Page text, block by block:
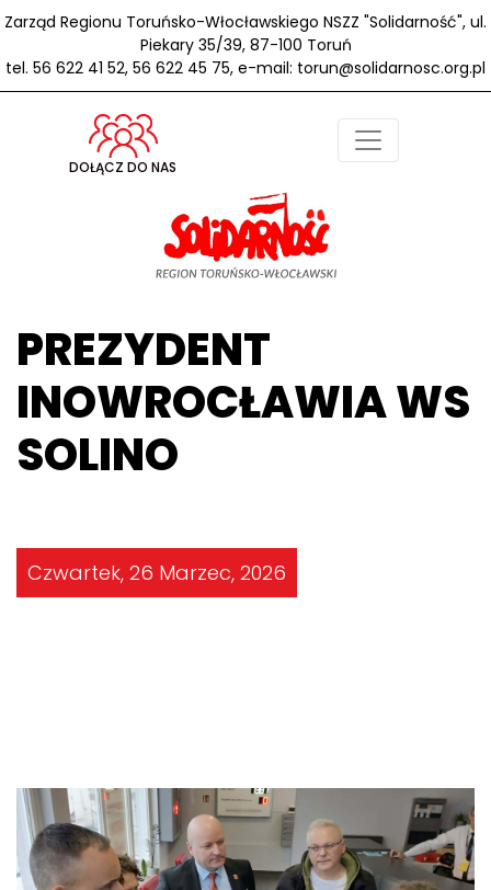
Zarząd Regionu Toruńsko-Włocławskiego NSZZ "Solidarność", ul.
Piekary 35/39, 87-100 Toruń
tel. 56 622 41 52, 56 622 45 75, e-mail: torun@solidarnosc.org.pl
DOŁĄCZ DO NAS
PREZYDENT
INOWROCŁAWIA WS
SOLINO
Czwartek, 26 Marzec, 2026